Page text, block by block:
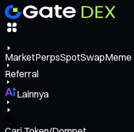
MarketPerpsSpotSwapMeme
Referral
Lainnya